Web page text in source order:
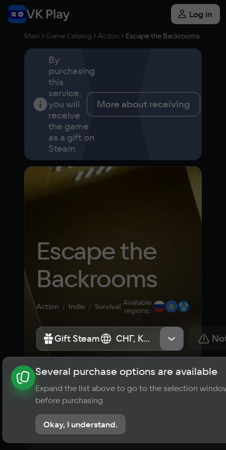
Log in
Main Game Catalog Action Escape the Backrooms
By
purchasing
this
service,
you will
receive
the game
as a gift on
Steam
More about receiving
Escape the
Backrooms
Action Indie Survival Available
regions:
Gift Steam СНГ, Казахстан, Россия
About the game News Requirements
? Player ratings
No reviews
Gift Steam СНГ, Казахстан, Россия
Several purchase options are available
Expand the list above to go to the selection
before purchasing
Okay, I understand.